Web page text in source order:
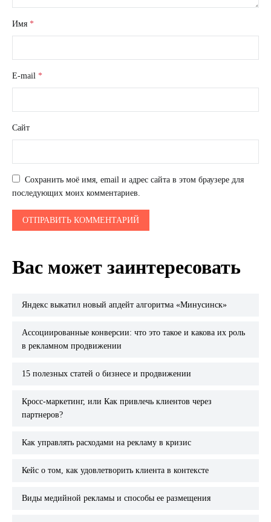
Имя *
E-mail *
Сайт
Сохранить моё имя, email и адрес сайта в этом браузере для
последующих моих комментариев.
Вас может заинтересовать
Яндекс выкатил новый апдейт алгоритма «Минусинск»
Ассоциированные конверсии: что это такое и какова их роль
в рекламном продвижении
15 полезных статей о бизнесе и продвижении
Кросс-маркетинг, или Как привлечь клиентов через
партнеров?
Как управлять расходами на рекламу в кризис
Кейс о том, как удовлетворить клиента в контексте
Виды медийной рекламы и способы ее размещения